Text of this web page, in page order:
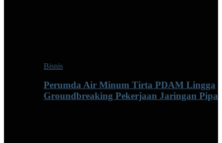
Bisnis
Perumda Air Minum Tirta PDAM Lingga
Groundbreaking Pekerjaan Jaringan Pipa